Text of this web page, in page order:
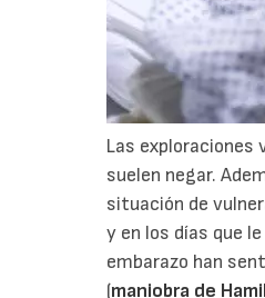
Las exploraciones
suelen negar.
situación de
y en los días que
embarazo han
(maniobra de